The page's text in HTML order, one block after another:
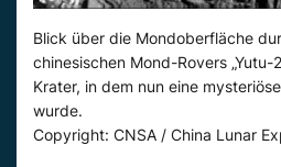
Blick über die Mondoberfläche
chinesischen Mond-Rovers
Krater, in dem nun eine
wurde.
Copyright: CNSA / China Lunar